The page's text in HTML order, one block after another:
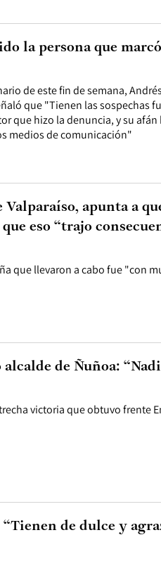
de este fin de semana,
que "Tienen las sospechas
que hizo la denuncia, y su
medios de comunicación"
la persona que
que llevaron a cabo fue "con
apunta a
eso “trajo
victoria que obtuvo frente
de Ñuñoa:
de dulce y